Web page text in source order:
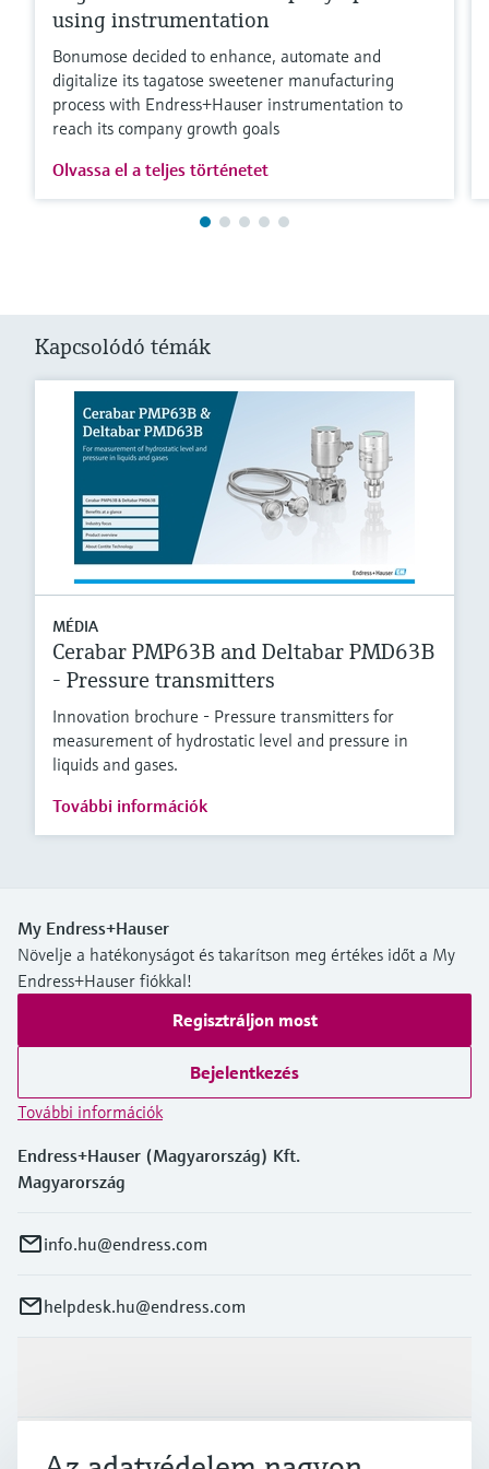
using instrumentation
Bonumose decided to enhance, automate and
digitalize its tagatose sweetener manufacturing
process with Endress+Hauser instrumentation to
reach its company growth goals
Olvassa el a teljes történetet
Kapcsolódó témák
MÉDIA
Cerabar PMP63B and Deltabar PMD63B
- Pressure transmitters
Innovation brochure - Pressure transmitters for
measurement of hydrostatic level and pressure in
liquids and gases.
További információk
My Endress+Hauser
Növelje a hatékonyságot és takarítson meg értékes időt a My
Endress+Hauser fiókkal!
Regisztráljon most
Bejelentkezés
További információk
Endress+Hauser (Magyarország) Kft.
Magyarország
info.hu@endress.com
helpdesk.hu@endress.com
Iparágak